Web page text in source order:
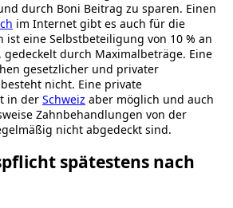
durch Boni Beitrag zu sparen. Einen
im Internet gibt es auch für die
ist eine Selbstbeteiligung von 10 % an
gedeckelt durch Maximalbeträge. Eine
gesetzlicher und privater
nicht. Eine private
in der Schweiz aber möglich und auch
Zahnbehandlungen von der
nicht abgedeckt sind.
spätestens nach